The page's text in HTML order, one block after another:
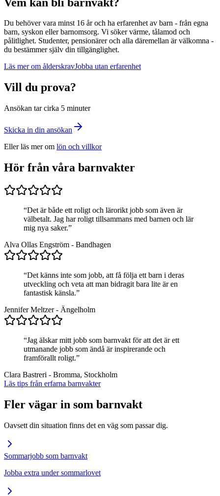
Du behöver vara minst 16 år och ha erfarenhet av barn - från egna
barn, syskon eller barnomsorg. Vi söker värme, tålamod och
pålitlighet. Studenter, pensionärer och alla däremellan är välkomna -
du bestämmer själv din tillgänglighet.
Läs mer om ålderskravJobba utan erfarenhet
Vill du prova?
Ansökan tar cirka 5 minuter
Skicka in din ansökan
Eller läs mer om lön och villkor
Hör från våra barnvakter
“Det är både ett roligt och lärorikt jobb som även är
välbetalt. Jag har roligt tillsammans med barnen och lär
mig nya saker.”
Alva Ollas Engström - Bandhagen
“Det känns inte som jobb, att få följa ett barn i deras
utveckling och veta att man bidragit bara lite är en
fantastisk känsla.”
Jennifer Meltzer- Ängelholm
“Jag älskar mitt jobb som barnvakt för att det är ett
utmanande jobb som ändå är inspirerande och
framförallt roligt.”
Clara Bastreri - Bromma, Stockholm
Läs tips från erfarna barnvakter
Fler vägar in som barnvakt
Oavsett din situation finns det en väg som passar dig.
Sommarjobb som barnvakt
Jobba extra under sommarlovet